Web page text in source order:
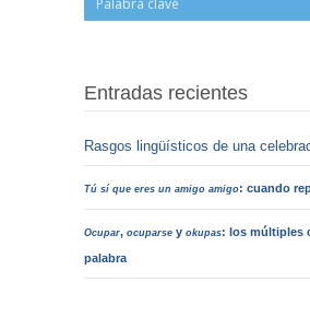
Entradas recientes
Rasgos lingüísticos de una
Tú sí que eres un amigo amigo: cuando
Ocupar,ocuparse yokupas: los múltiples
palabra